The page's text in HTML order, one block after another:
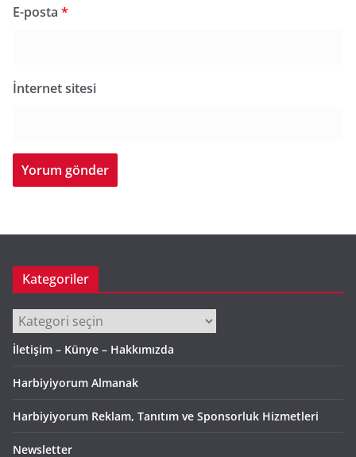
E-posta *
İnternet sitesi
Kategoriler
Kategoriler
İletişim – Künye – Hakkımızda
Harbiyiyorum Almanak
Harbiyiyorum Reklam, Tanıtım ve Sponsorluk Hizmetleri
Newsletter